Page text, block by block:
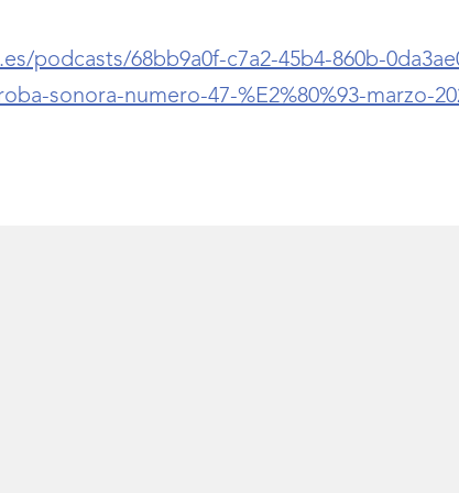
podcasts/68bb9a0f-c7a2-45b4-860b-
sonora-numero-47-%E2%80%93-marzo-